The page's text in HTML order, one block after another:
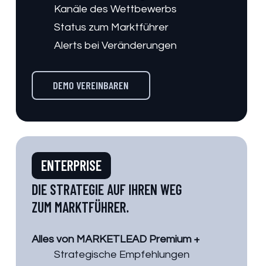
Kanäle des Wettbewerbs
Status zum Marktführer
Alerts bei Veränderungen
DEMO VEREINBAREN
ENTERPRISE
DIE STRATEGIE AUF IHREN WEG
ZUM MARKTFÜHRER.
Alles von MARKETLEAD Premium +
Strategische Empfehlungen